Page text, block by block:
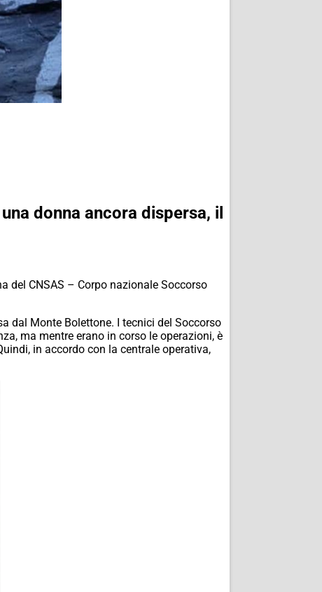
donna ancora dispersa, il
del CNSAS – Corpo nazionale Soccorso
dal Monte Bolettone. I tecnici del Soccorso
ma mentre erano in corso le operazioni, è
in accordo con la centrale operativa,